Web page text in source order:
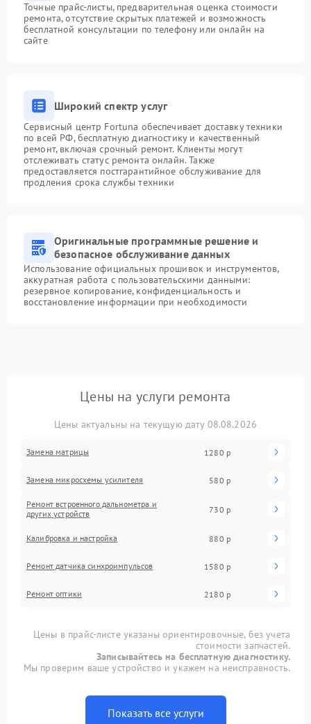
Точные прайс-листы, предварительная оценка стоимости
ремонта, отсутствие скрытых платежей и возможность
бесплатной консультации по телефону или онлайн на
сайте
Широкий спектр услуг
Сервисный центр Fortuna обеспечивает доставку техники
по всей РФ, бесплатную диагностику и качественный
ремонт, включая срочный ремонт. Клиенты могут
отслеживать статус ремонта онлайн. Также
предоставляется постгарантийное обслуживание для
продления срока службы техники
Оригинальные программные решение и
безопасное обслуживание данных
Использование официальных прошивок и инструментов,
аккуратная работа с пользовательскими данными:
резервное копирование, конфиденциальность и
восстановление информации при необходимости
Цены на услуги ремонта
Цены актуальны на текущую дату 08.08.2026
Замена матрицы 1280 р
Замена микросхемы усилителя 580 р
Ремонт встроенного дальнометра и
других устройств
730 р
Калибровка и настройка 880 р
Ремонт датчика синхроимпульсов 1580 р
Ремонт оптики 2180 р
Цены в прайс-листе указаны ориентировочные, без учета
стоимости запчастей.
Записывайтесь на бесплатную диагностику.
Мы проверим ваше устройство и укажем на неисправность.
Показать все услуги